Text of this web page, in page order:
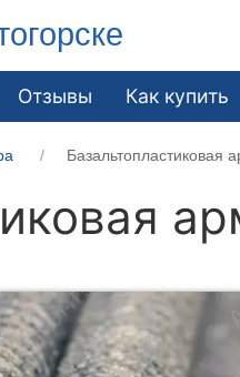
Отзывы Как купить
Базальтопластиковая